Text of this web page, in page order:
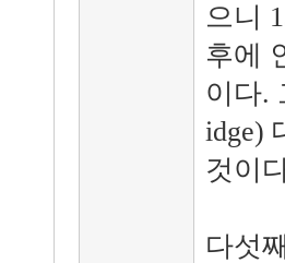
으니
후에
이다.
idge)
것이
다섯